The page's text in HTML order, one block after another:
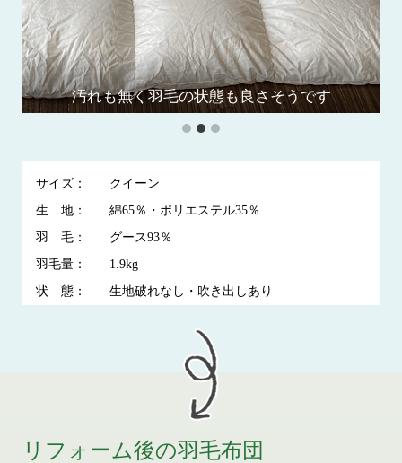
羽毛布団の全体画像です
汚れも無く羽毛の状態も良さそうです
高品質な羽毛です
サイズ：
クイーン
生 地：
綿65％・ポリエステル35％
羽 毛：
グース93％
羽毛量：
1.9kg
状 態：
生地破れなし・吹き出しあり
リフォーム後の羽毛布団